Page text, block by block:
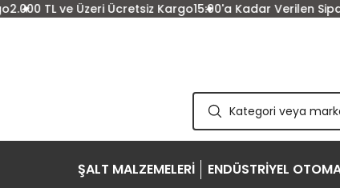
ve Üzeri Ücretsiz Kargo15:00'a Kadar Verilen Siparişler
ŞALT MALZEMELERİ ENDÜSTRİYEL